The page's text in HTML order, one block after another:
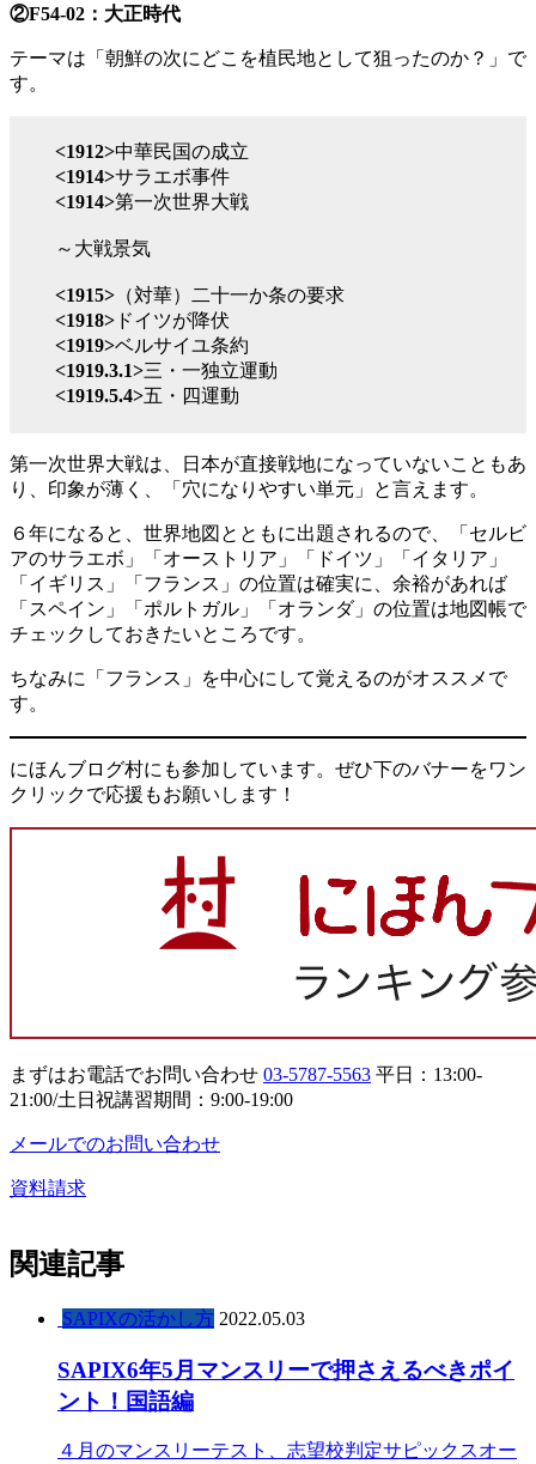
②F54-02：大正時代
テーマは「朝鮮の次にどこを植民地として狙ったのか？」で
す。
<1912>中華民国の成立
<1914>サラエボ事件
<1914>第一次世界大戦
～大戦景気
<1915> （対華）二十一か条の要求
<1918> ドイツが降伏
<1919>ベルサイユ条約
<1919.3.1>三・一独立運動
<1919.5.4>五・四運動
第一次世界大戦は、日本が直接戦地になっていないこともあ
り、印象が薄く、「穴になりやすい単元」と言えます。
６年になると、世界地図とともに出題されるので、「セルビ
アのサラエボ」「オーストリア」「ドイツ」「イタリア」
「イギリス」「フランス」の位置は確実に、余裕があれば
「スペイン」「ポルトガル」「オランダ」の位置は地図帳で
チェックしておきたいところです。
ちなみに「フランス」を中心にして覚えるのがオススメで
す。
にほんブログ村にも参加しています。ぜひ下のバナーをワン
クリックで応援もお願いします！
まずはお電話でお問い合わせ 03-5787-5563 平日：13:00-
21:00/土日祝講習期間：9:00-19:00
メールでのお問い合わせ
資料請求
関連記事
SAPIXの活かし方 2022.05.03
SAPIX6年5月マンスリーで押さえるべきポイ
ント！国語編
４月のマンスリーテスト、志望校判定サピックスオー